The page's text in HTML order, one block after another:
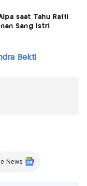
saat Tahu Raffi
Sang Istri
Bekti
News